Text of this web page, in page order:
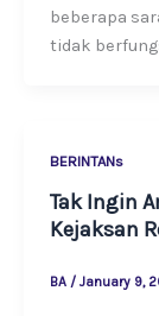
beberapa
tidak
BERINTANs
Tak Ingin
Kejaksan
BA / January 9,